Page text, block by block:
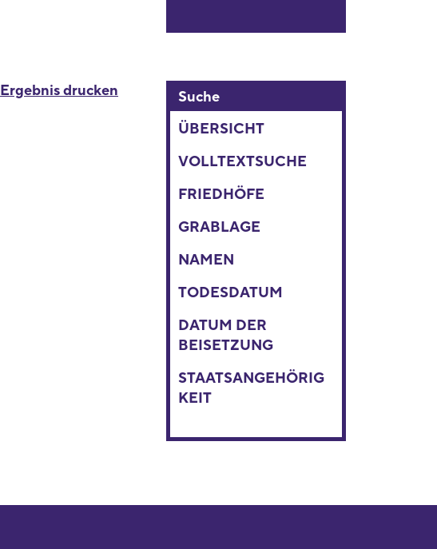
Ergebnis drucken
Suche
ÜBERSICHT
VOLLTEXTSUCHE
FRIEDHÖFE
GRABLAGE
NAMEN
TODESDATUM
DATUM DER
BEISETZUNG
STAATSANGEHÖRIG
KEIT